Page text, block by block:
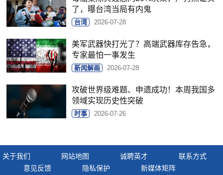
了，曝台湾当局有内鬼
台湾 2026-07-28
美军武器快打光了？高端武器库存告急，
专家最怕一事发生
新闻解画 2026-07-28
攻破世界级难题、申遗成功！本周我国多
领域实现历史性突破
时事 2026-07-26
关于我们 网站地图 诚聘英才
联系方式
意见反馈
隐私保护 新媒体矩阵